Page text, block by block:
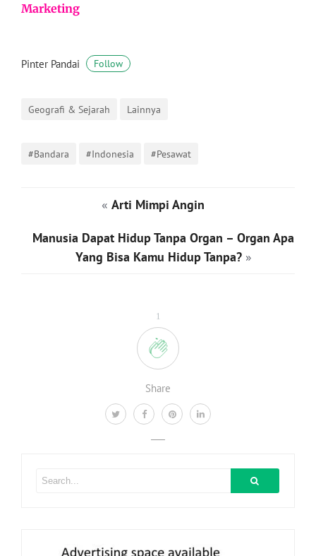
1
Share
Marketing
Pinter Pandai Follow
Geografi & Sejarah Lainnya
#Bandara #Indonesia #Pesawat
« Arti Mimpi Angin
Manusia Dapat Hidup Tanpa Organ – Organ Apa
Yang Bisa Kamu Hidup Tanpa?»